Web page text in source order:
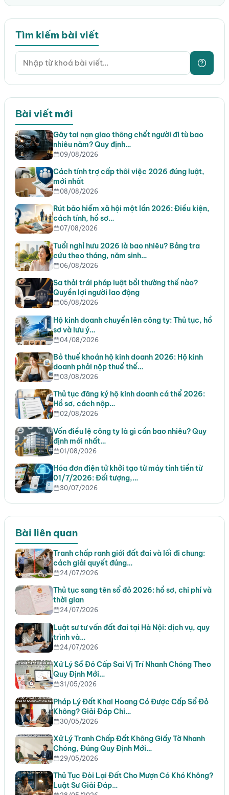
Tìm kiếm bài viết
Bài viết mới
Gây tai nạn giao thông chết người đi tù bao
nhiêu năm? Quy định…
09/08/2026
Cách tính trợ cấp thôi việc 2026 đúng luật,
mới nhất
08/08/2026
Rút bảo hiểm xã hội một lần 2026: Điều kiện,
cách tính, hồ sơ…
07/08/2026
Tuổi nghỉ hưu 2026 là bao nhiêu? Bảng tra
cứu theo tháng, năm sinh…
06/08/2026
Sa thải trái pháp luật bồi thường thế nào?
Quyền lợi người lao động
05/08/2026
Hộ kinh doanh chuyển lên công ty: Thủ tục, hồ
sơ và lưu ý…
04/08/2026
Bỏ thuế khoán hộ kinh doanh 2026: Hộ kinh
doanh phải nộp thuế thế…
03/08/2026
Thủ tục đăng ký hộ kinh doanh cá thể 2026:
Hồ sơ, cách nộp…
02/08/2026
Vốn điều lệ công ty là gì cần bao nhiêu? Quy
định mới nhất…
01/08/2026
Hóa đơn điện tử khởi tạo từ máy tính tiền từ
01/7/2026: Đối tượng,…
30/07/2026
Bài liên quan
Tranh chấp ranh giới đất đai và lối đi chung:
cách giải quyết đúng…
24/07/2026
Thủ tục sang tên sổ đỏ 2026: hồ sơ, chi phí và
thời gian
24/07/2026
Luật sư tư vấn đất đai tại Hà Nội: dịch vụ, quy
trình và…
24/07/2026
Xử Lý Sổ Đỏ Cấp Sai Vị Trí Nhanh Chóng Theo
Quy Định Mới…
31/05/2026
Pháp Lý Đất Khai Hoang Có Được Cấp Sổ Đỏ
Không? Giải Đáp Chi…
30/05/2026
Xử Lý Tranh Chấp Đất Không Giấy Tờ Nhanh
Chóng, Đúng Quy Định Mới…
29/05/2026
Thủ Tục Đòi Lại Đất Cho Mượn Có Khó Không?
Luật Sư Giải Đáp…